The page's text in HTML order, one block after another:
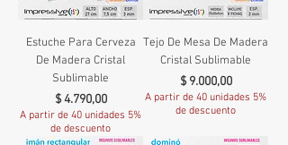
Estuche Para Cerveza
De Madera Cristal
Sublimable
Precio
$ 4.790,00
A partir de 40 unidades 5%
de descuento
Tejo De Mesa De Madera
Cristal Sublimable
Precio
$ 9.000,00
A partir de 40 unidades 5%
de descuento